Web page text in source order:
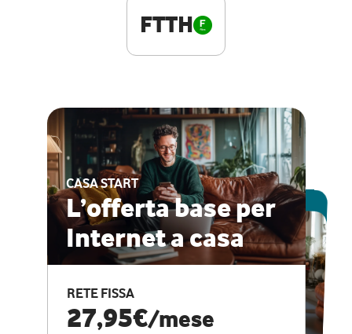
FTTH
CASA START
L’offerta base per
Internet a casa
RETE FISSA
27,95€/mese
ESCLUSIVA ONLINE
CASA PRO
Internet veloce e
vantaggi speciali